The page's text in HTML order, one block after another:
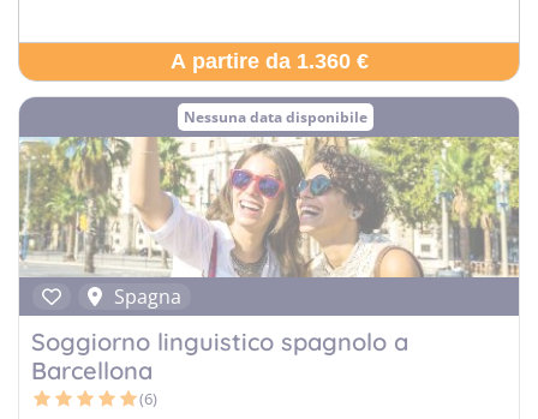
A partire da 1.360 €
Nessuna data disponibile
Spagna
Soggiorno linguistico spagnolo a
Barcellona
(6)